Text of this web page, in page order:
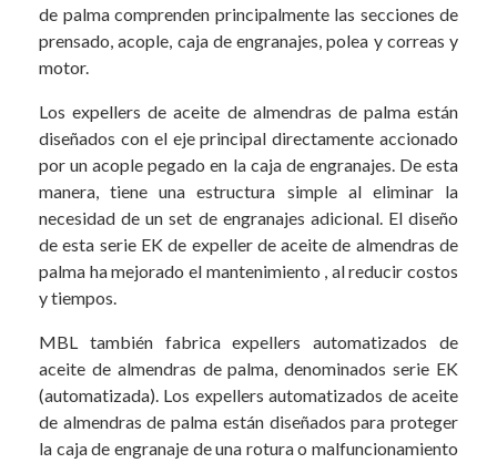
de palma comprenden principalmente las secciones de
prensado, acople, caja de engranajes, polea y correas y
motor.
Los expellers de aceite de almendras de palma están
diseñados con el eje principal directamente accionado
por un acople pegado en la caja de engranajes. De esta
manera, tiene una estructura simple al eliminar la
necesidad de un set de engranajes adicional. El diseño
de esta serie EK de expeller de aceite de almendras de
palma ha mejorado el mantenimiento , al reducir costos
y tiempos.
MBL también fabrica expellers automatizados de
aceite de almendras de palma, denominados serie EK
(automatizada). Los expellers automatizados de aceite
de almendras de palma están diseñados para proteger
la caja de engranaje de una rotura o malfuncionamiento